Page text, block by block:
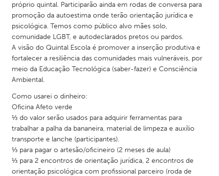
MALAYSIA
Kuala Lumpur
NETHERLANDS
Leiden
Rotterdam
Utrecht
QATAR
Qatar
SINGAPORE
Singapore
próprio quintal. Participarão ainda em rodas de conversa para
promoção da autoestima onde terão orientação jurídica e
psicológica. Temos como público alvo mães solo,
comunidade LGBT, e autodeclarados pretos ou pardos.
A visão do Quintal Escola é promover a inserção produtiva e
fortalecer a resiliência das comunidades mais vulneráveis, por
meio da Educação Tecnológica (saber-fazer) e Consciência
Ambiental.
Como usarei o dinheiro:
Oficina Afeto verde
⅓ do valor serão usados para adquirir ferramentas para
trabalhar a palha da bananeira, material de limpeza e auxílio
transporte e lanche (participantes).
⅓ para pagar o artesão/oficineiro (2 meses de aula)
⅓ para 2 encontros de orientação jurídica, 2 encontros de
orientação psicológica com profissional parceiro (roda de